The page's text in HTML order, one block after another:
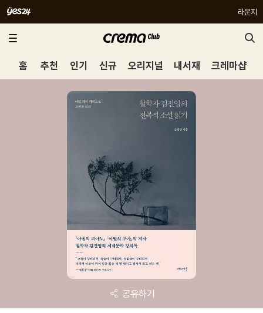
라운지
홈 추천 인기 신규 오리지널 내서재 크레마샵
공유하기